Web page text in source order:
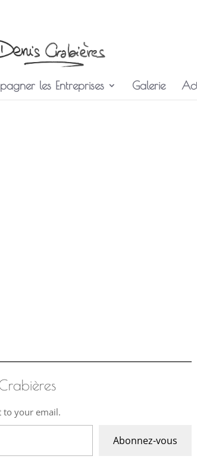
les Entreprises Galerie
to your email.
Abonnez-vous